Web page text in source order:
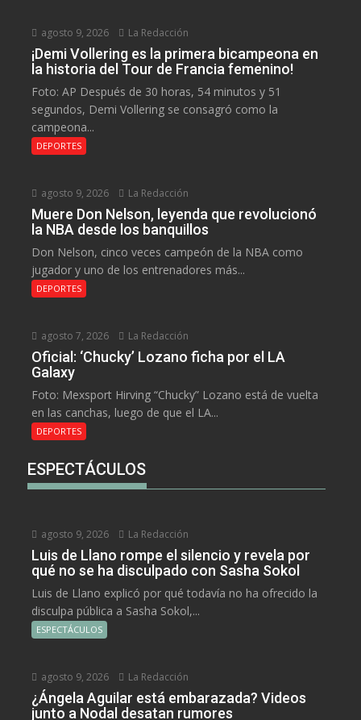
agosto 9, 2026 La Redacción
¡Demi Vollering es la primera bicampeona en
la historia del Tour de Francia femenino!
Foto: AP Después de 30 horas, 54 minutos y 51
segundos, Demi Vollering se consagró como la
campeona...
DEPORTES
agosto 9, 2026 La Redacción
Muere Don Nelson, leyenda que revolucionó
la NBA desde los banquillos
Don Nelson, cinco veces campeón de la NBA como
jugador y uno de los entrenadores más...
DEPORTES
agosto 7, 2026 La Redacción
Oficial: ‘Chucky’ Lozano ficha por el LA
Galaxy
Foto: Mexsport Hirving “Chucky” Lozano está de vuelta
en las canchas, luego de que el LA...
DEPORTES
ESPECTÁCULOS
agosto 9, 2026 La Redacción
Luis de Llano rompe el silencio y revela por
qué no se ha disculpado con Sasha Sokol
Luis de Llano explicó por qué todavía no ha ofrecido la
disculpa pública a Sasha Sokol,...
ESPECTÁCULOS
agosto 9, 2026 La Redacción
¿Ángela Aguilar está embarazada? Videos
junto a Nodal desatan rumores